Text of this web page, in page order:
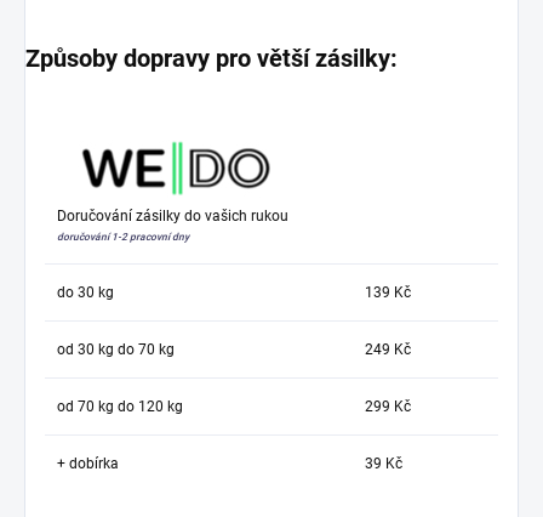
Způsoby dopravy pro větší zásilky:
Doručování zásilky do vašich rukou
doručování 1-2 pracovní dny
do 30 kg 139 Kč
od 30 kg do 70 kg 249 Kč
od 70 kg do 120 kg 299 Kč
+ dobírka 39 Kč